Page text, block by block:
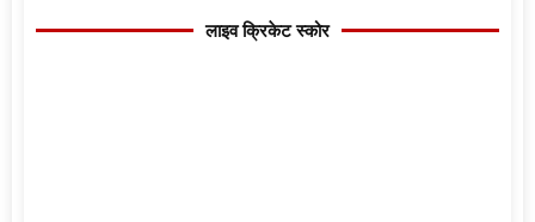
लाइव क्रिकेट स्कोर